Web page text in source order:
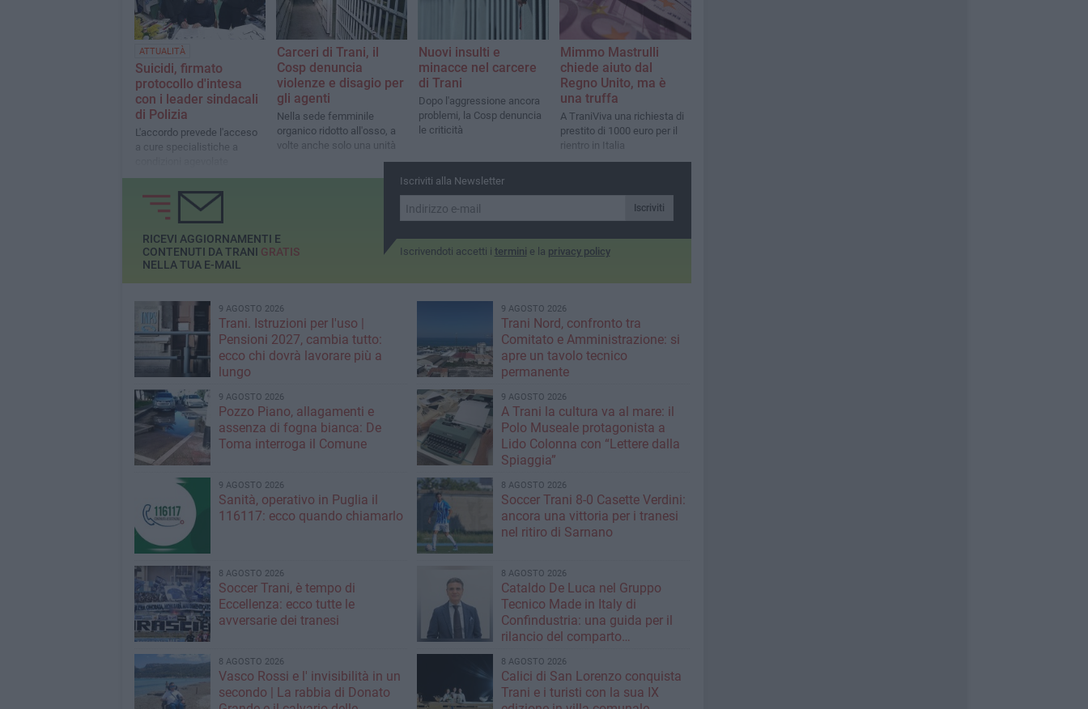
ATTUALITÀ
Suicidi, firmato
protocollo d'intesa
con i leader sindacali
di Polizia
L'accordo prevede l'acceso
a cure specialistiche a
Carceri di Trani, il
Cosp denuncia
violenze e disagio per
gli agenti
Nella sede femminile
organico ridotto all'osso, a
volte anche solo una unità
Nuovi insulti e
minacce nel carcere
di Trani
Dopo l'aggressione ancora
problemi, la Cosp denuncia
le criticità
Mimmo Mastrulli
chiede aiuto dal
Regno Unito, ma è
una truffa
A TraniViva una richiesta di
prestito di 1000 euro per il
rientro in Italia
Iscriviti alla Newsletter
Iscriviti
Iscrivendoti accetti i termini e la privacy policy
RICEVI AGGIORNAMENTI E
CONTENUTI DA TRANI GRATIS
NELLA TUA E-MAIL
9 AGOSTO 2026
Trani. Istruzioni per l'uso |
Pensioni 2027, cambia tutto:
ecco chi dovrà lavorare più a
lungo
9 AGOSTO 2026
Trani Nord, confronto tra
Comitato e Amministrazione: si
apre un tavolo tecnico
permanente
9 AGOSTO 2026
Pozzo Piano, allagamenti e
assenza di fogna bianca: De
Toma interroga il Comune
9 AGOSTO 2026
A Trani la cultura va al mare: il
Polo Museale protagonista a
Lido Colonna con “Lettere dalla
Spiaggia”
9 AGOSTO 2026
Sanità, operativo in Puglia il
116117: ecco quando chiamarlo
8 AGOSTO 2026
Soccer Trani 8-0 Casette Verdini:
ancora una vittoria per i tranesi
nel ritiro di Sarnano
8 AGOSTO 2026
Soccer Trani, è tempo di
Eccellenza: ecco tutte le
avversarie dei tranesi
8 AGOSTO 2026
Cataldo De Luca nel Gruppo
Tecnico Made in Italy di
Confindustria: una guida per il
rilancio del comparto
8 AGOSTO 2026
Vasco Rossi e l' invisibilità in un
secondo | La rabbia di Donato
8 AGOSTO 2026
Calici di San Lorenzo conquista
Trani e i turisti con la sua IX